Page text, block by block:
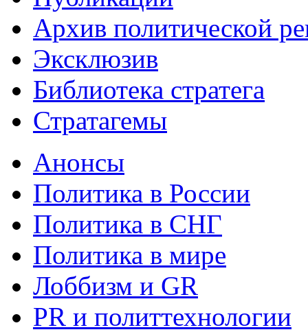
Архив политической
Эксклюзив
Библиотека стратега
Стратагемы
Анонсы
Политика в России
Политика в СНГ
Политика в мире
Лоббизм и GR
PR и политтехнологии